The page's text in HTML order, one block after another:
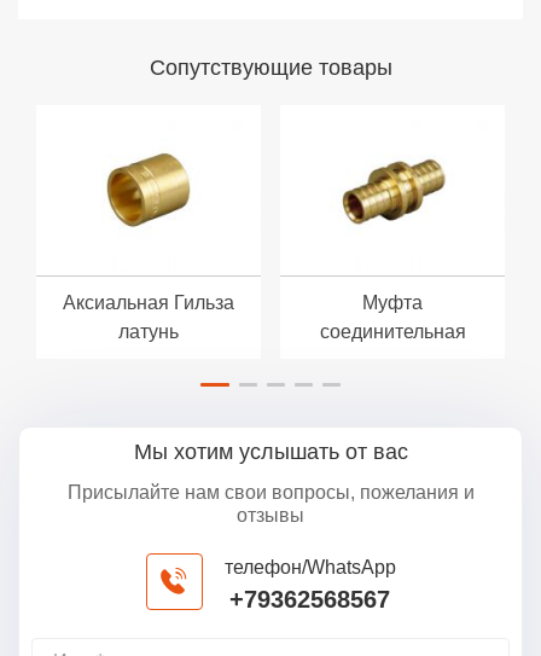
Cопутствующие товары
Аксиальная Гильза
латунь
Муфта
соединительная
Мы хотим услышать от вас
Присылайте нам свои вопросы, пожелания и
отзывы
телефон/WhatsApp
+79362568567